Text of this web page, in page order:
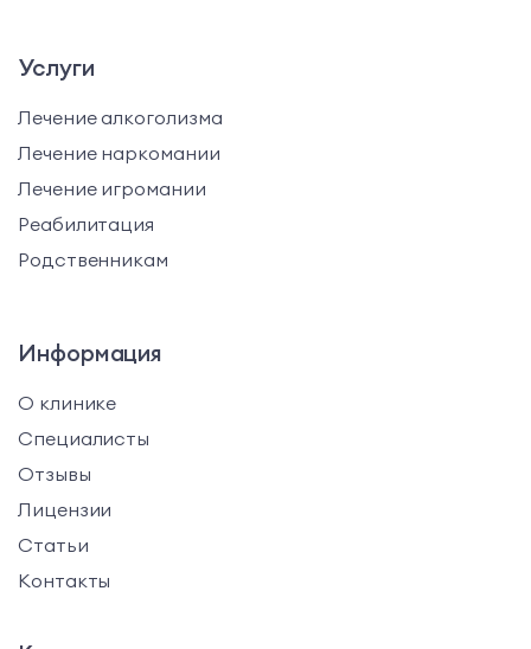
Услуги
Лечение алкоголизма
Лечение наркомании
Лечение игромании
Реабилитация
Родственникам
Информация
О клинике
Специалисты
Отзывы
Лицензии
Статьи
Контакты